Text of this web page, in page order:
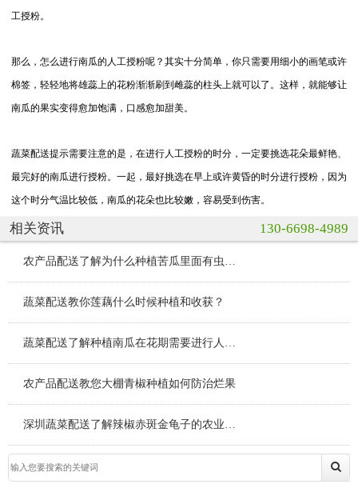
工授粉。
那么，怎么进行南瓜的人工授粉呢？其实十分简单，你只需要用细小的画笔或许
棉签，轻轻地将雄蕊上的花粉渐渐刷到雌蕊的柱头上就可以了。这样，就能够让
南瓜的果实变得愈加饱满，口感愈加甜美。
蔬菜配送提示需要注意的是，在进行人工授粉的时分，一定要挑选花朵最鲜艳、
最完好的南瓜进行授粉。一起，最好挑选在早上或许黄昏的时分进行授粉，因为
这个时分气温比较低，南瓜的花朵也比较嫩，容易受到伤害。
相关资讯 130-6698-4989
农产品配送了解为什么种植苦瓜里面有虫子？
蔬菜配送教你莲藕什么时候种植和收获？
蔬菜配送了解种植南瓜在花期需要进行人工授粉吗？
农产品配送教您大棚青椒种植如何防治烂果
深圳蔬菜配送了解辣椒赤斑金龟子的农业防治措施？